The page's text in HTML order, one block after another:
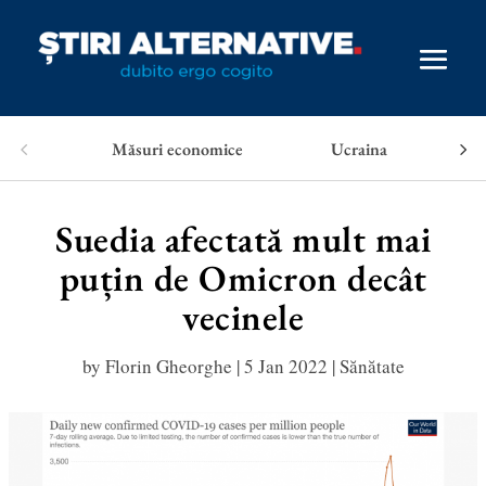
Măsuri economice Ucraina
Suedia afectată mult mai
puțin de Omicron decât
vecinele
by Florin Gheorghe |5 Jan 2022 |Sănătate